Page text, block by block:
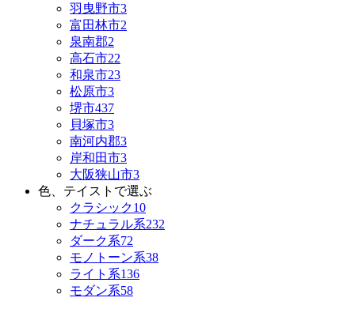
羽曳野市3
富田林市2
泉南郡2
高石市22
和泉市23
松原市3
堺市437
貝塚市3
南河内郡3
岸和田市3
大阪狭山市3
色、テイストで選ぶ
クラシック10
ナチュラル系232
ダーク系72
モノトーン系38
ライト系136
モダン系58